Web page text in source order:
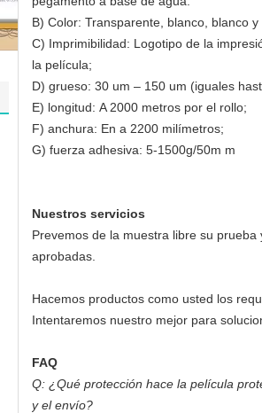
B) Color: Transparente, blanco, blanco
C) Imprimibilidad: Logotipo de la
la película;
D) grueso: 30 um – 150 um (iguales
E) longitud: A 2000 metros por el rollo;
F) anchura: En a 2200 milímetros;
G) fuerza adhesiva: 5-1500g/50m m
Nuestros servicios
Prevemos de la muestra libre su
aprobadas.
Hacemos productos como usted los
Intentaremos nuestro mejor para
FAQ
Q: ¿Qué protección hace la película
y el envío?